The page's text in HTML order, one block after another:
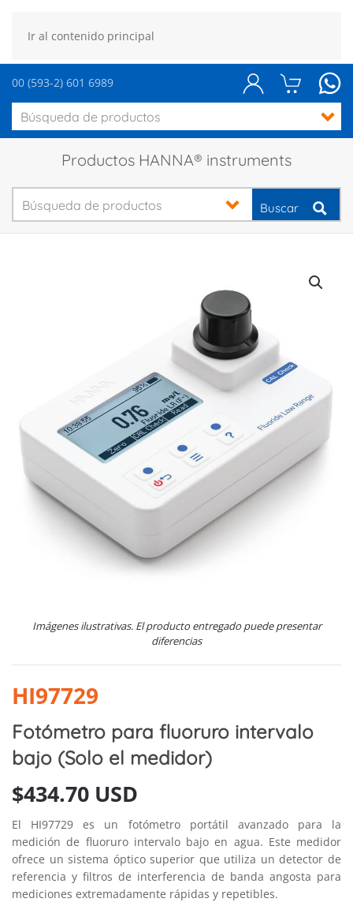
Ir al contenido principal
00 (593-2) 601 6989
Productos HANNA® instruments
Buscar
Imágenes ilustrativas. El producto entregado puede presentar
diferencias
HI97729
Fotómetro para fluoruro intervalo
bajo (Solo el medidor)
$434.70 USD
El HI97729 es un fotómetro portátil avanzado para la
medición de fluoruro intervalo bajo en agua. Este medidor
ofrece un sistema óptico superior que utiliza un detector de
referencia y filtros de interferencia de banda angosta para
mediciones extremadamente rápidas y repetibles.